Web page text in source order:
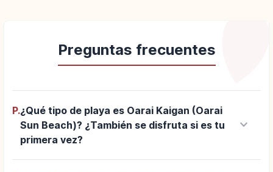
Preguntas frecuentes
P.¿Qué tipo de playa es Oarai Kaigan (Oarai
Sun Beach)? ¿También se disfruta si es tu
primera vez?
keyboard_arrow_down